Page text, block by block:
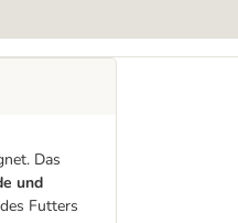
Das
und
Futters